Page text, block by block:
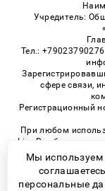
Учредитель:
Тел.:
сфере связи,
Регистрационный
При любом
Live.Ru
при
Мы используем
персональные